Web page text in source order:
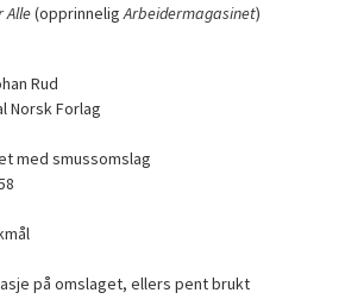
Alle(opprinneligArbeidermagasinet)
Rud
Norsk Forlag
med smussomslag
på omslaget, ellers pent brukt